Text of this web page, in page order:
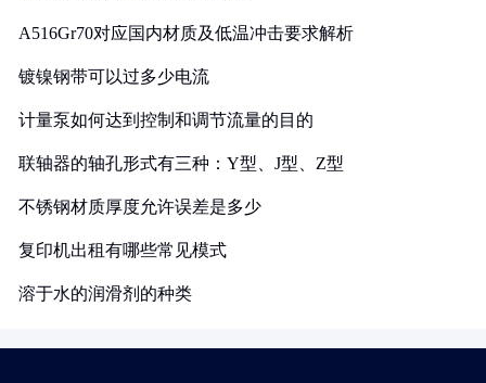
A516Gr70对应国内材质及低温冲击要求解析
镀镍钢带可以过多少电流
计量泵如何达到控制和调节流量的目的
联轴器的轴孔形式有三种：Y型、J型、Z型
不锈钢材质厚度允许误差是多少
复印机出租有哪些常见模式
溶于水的润滑剂的种类